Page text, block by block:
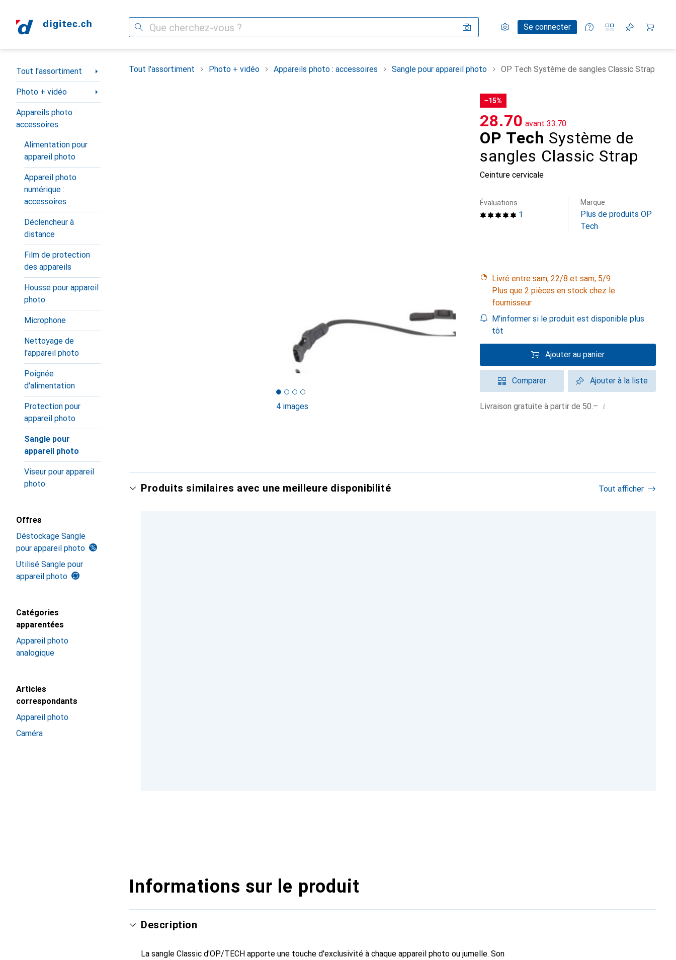
Recherche Paramètres
Compte clientSe connecter
Listes de comparaison
Listes d'envies
Panier
Navigation par catégorie
Tout l'assortiment
Photo + vidéo
Appareils photo :
accessoires
Alimentation pour
appareil photo
Appareil photo
numérique :
accessoires
Déclencheur à
distance
Film de protection
des appareils
Housse pour appareil
photo
Microphone
Nettoyage de
l'appareil photo
Poignée
d'alimentation
Protection pour
appareil photo
Sangle pour
appareil photo
Viseur pour appareil
photo
Offres
Déstockage Sangle
pour appareil photo
Utilisé Sangle pour
appareil photo
Catégories
apparentées
Appareil photo
analogique
Articles
correspondants
Appareil photo
Caméra
Tout l'assortiment Photo + vidéo Appareils photo : accessoires Sangle pour appareil photo OP Tech Système de sangles Classic Strap
4 images
−15%
OP Tech Système de
sangles Classic Strap
Ceinture cervicale
CHF
28.70 avant CHF
33.70
1
Évaluations Marque
Plus de produits OP
Tech
Livré entre sam, 22/8 et sam, 5/9
Plus que 2 pièces en stock chez le
fournisseur
M'informer si le produit est disponible plus
tôt
Ajouter au panier
Comparer Ajouter à la liste
Livraison gratuite à partir de 50.– i
Produits similaires avec une meilleure disponibilité Tout afficher
Informations sur le produit
Description
La sangle Classic d'OP/TECH apporte une touche d'exclusivité à chaque appareil photo ou jumelle. Son